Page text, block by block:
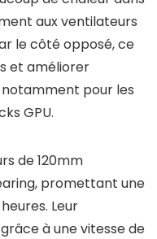
aux ventilateurs
le côté opposé, ce
et améliorer
pour les
GPU.
de 120mm
promettant une
Leur
à une vitesse de